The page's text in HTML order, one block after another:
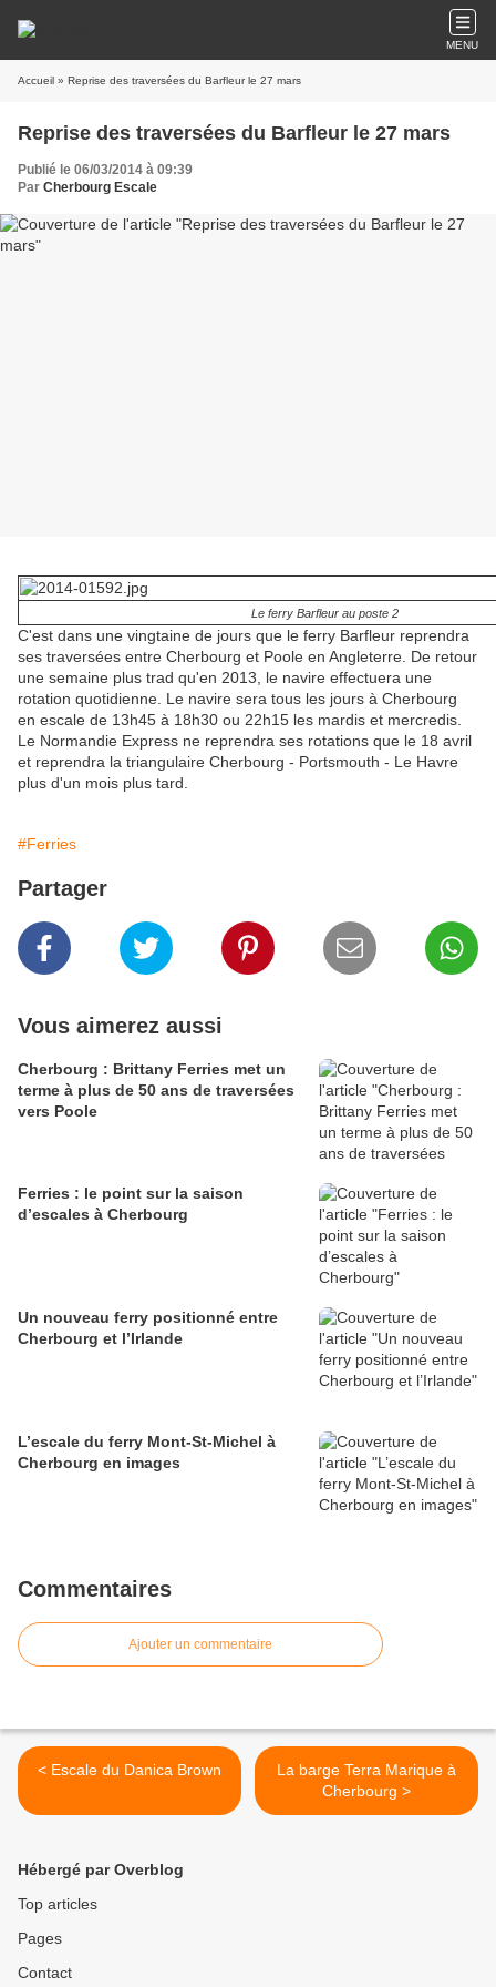
MENU
Accueil » Reprise des traversées du Barfleur le 27 mars
Reprise des traversées du Barfleur le 27 mars
Publié le 06/03/2014 à 09:39
Par Cherbourg Escale
Le ferry Barfleur au poste 2
C'est dans une vingtaine de jours que le ferry Barfleur reprendra
ses traversées entre Cherbourg et Poole en Angleterre. De retour
une semaine plus trad qu'en 2013, le navire effectuera une
rotation quotidienne. Le navire sera tous les jours à Cherbourg
en escale de 13h45 à 18h30 ou 22h15 les mardis et mercredis.
Le Normandie Express ne reprendra ses rotations que le 18 avril
et reprendra la triangulaire Cherbourg - Portsmouth - Le Havre
plus d'un mois plus tard.
#Ferries
Partager
Vous aimerez aussi
Cherbourg : Brittany Ferries met un
terme à plus de 50 ans de traversées
vers Poole
Ferries : le point sur la saison
d’escales à Cherbourg
Un nouveau ferry positionné entre
Cherbourg et l’Irlande
L’escale du ferry Mont-St-Michel à
Cherbourg en images
Commentaires
Ajouter un commentaire
< Escale du Danica Brown
La barge Terra Marique à
Cherbourg >
Hébergé par Overblog
Top articles
Pages
Contact